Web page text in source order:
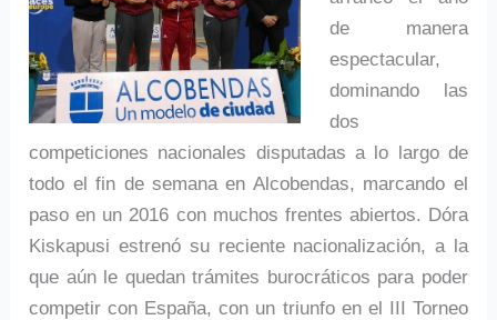
de manera
espectacular,
dominando las
dos
competiciones nacionales disputadas a lo largo de
todo el fin de semana en Alcobendas, marcando el
paso en un 2016 con muchos frentes abiertos. Dóra
Kiskapusi estrenó su reciente nacionalización, a la
que aún le quedan trámites burocráticos para poder
competir con España, con un triunfo en el III Torneo